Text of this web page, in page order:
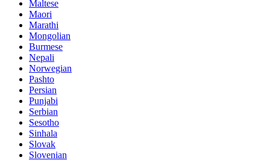
Maltese
Maori
Marathi
Mongolian
Burmese
Nepali
Norwegian
Pashto
Persian
Punjabi
Serbian
Sesotho
Sinhala
Slovak
Slovenian